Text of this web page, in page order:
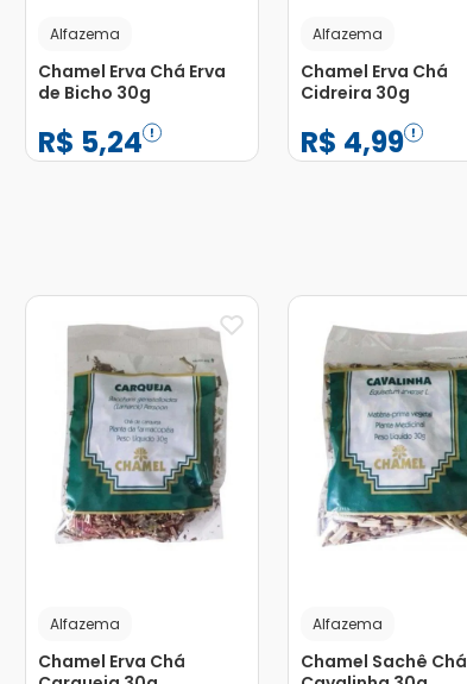
Alfazema
Chamel Erva Chá Erva
de Bicho 30g
R$ 5,24
Alfazema
Chamel Erva Chá
Cidreira 30g
R$ 4,99
Alfazema
Chamel Erva Chá
Alfazema
Chamel Sachê Chá